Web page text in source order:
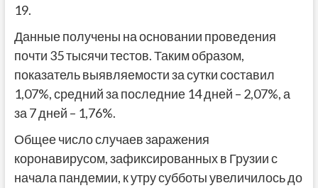
19.
Данные получены на основании проведения
почти 35 тысячи тестов. Таким образом,
показатель выявляемости за сутки составил
1,07%, средний за последние 14 дней – 2,07%, а
за 7 дней – 1,76%.
Общее число случаев заражения
коронавирусом, зафиксированных в Грузии с
начала пандемии, к утру субботы увеличилось до